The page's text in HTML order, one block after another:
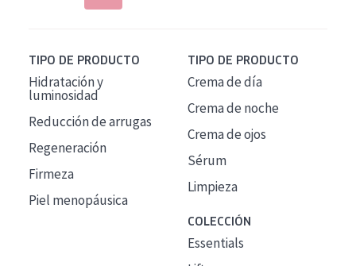
TIPO DE PRODUCTO
Hidratación y
luminosidad
Reducción de arrugas
Regeneración
Firmeza
Piel menopáusica
TIPO DE PRODUCTO
Crema de día
Crema de noche
Crema de ojos
Sérum
Limpieza
COLECCIÓN
Essentials